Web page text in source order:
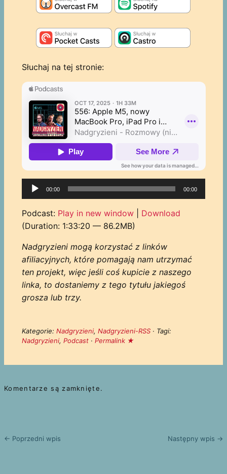
Słuchaj na tej stronie:
Odtwarzacz
plików
dźwiękowych
00:00 00:00
Podcast: Play in new window| Download
(Duration: 1:33:20 — 86.2MB)
Nadgryzieni mogą korzystać z linków
afiliacyjnych, które pomagają nam utrzymać
ten projekt, więc jeśli coś kupicie z naszego
linka, to dostaniemy z tego tytułu jakiegoś
grosza lub trzy.
Kategorie: Nadgryzieni, Nadgryzieni-RSS· Tagi:
Nadgryzieni, Podcast· Permalink ★
Komentarze są zamknięte.
← Poprzedni wpis Następny wpis →